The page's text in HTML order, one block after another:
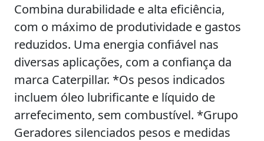
Combina durabilidade e alta eficiência,
com o máximo de produtividade e gastos
reduzidos. Uma energia confiável nas
diversas aplicações, com a confiança da
marca Caterpillar. *Os pesos indicados
incluem óleo lubrificante e líquido de
arrefecimento, sem combustível. *Grupo
Geradores silenciados pesos e medidas